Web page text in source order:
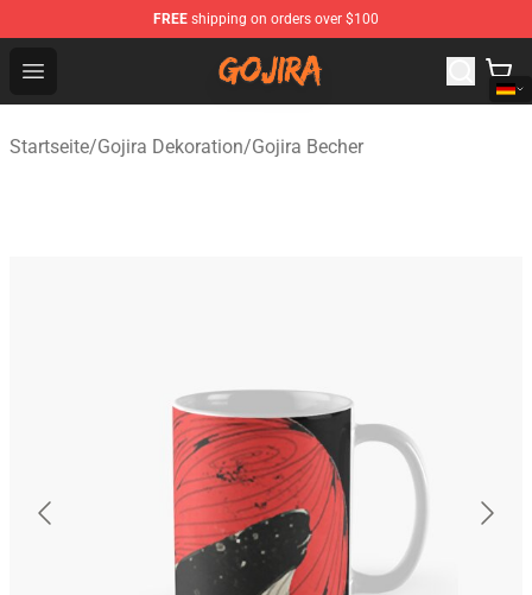
FREE shipping on orders over $100
Open menu
Gojira Shop - Official Gojira Merchandise Store
Startseite/Gojira Dekoration/Gojira Becher